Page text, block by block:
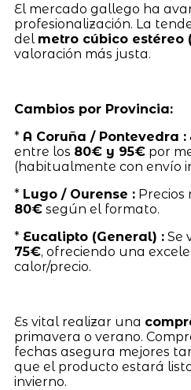
El mercado gallego ha
profesionalización. La
del metro cúbico estéreo
valoración más justa.
Cambios por Provincia:
* A Coruña / Pontevedra :
entre los 80€ y 95€por
(habitualmente con envío
* Lugo / Ourense :Precios
80€según el formato.
* Eucalipto (General) :Se
75€, ofreciendo una
calor/precio.
Es vital realizar una
primavera o verano.
fechas asegura mejores
que el producto estará
invierno.